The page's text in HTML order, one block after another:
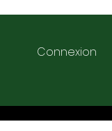
Connexion